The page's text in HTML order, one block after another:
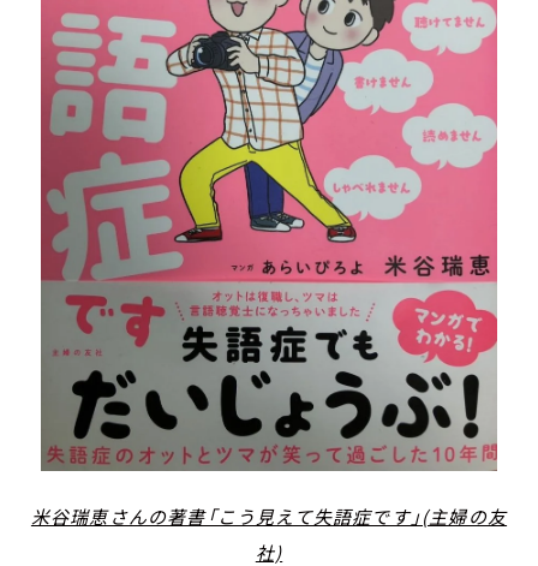
米谷瑞恵さんの著書「こう見えて失語症です」(主婦の友
社)